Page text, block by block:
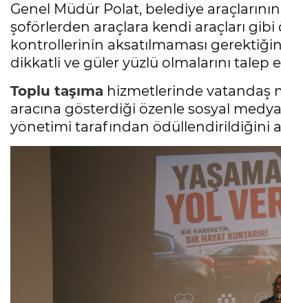
Genel Müdür Polat, belediye araçlarının
şoförlerden araçlara kendi araçları
kontrollerinin aksatılmaması
dikkatli ve güler yüzlü olmalarını talep
Toplu taşıma hizmetlerinde vatandaş
aracına gösterdiği özenle sosyal
yönetimi tarafından ödüllendirildiğini